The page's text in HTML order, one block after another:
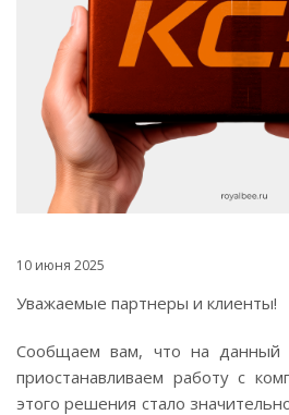
10 июня 2025
Уважаемые партнеры и клиенты!
Сообщаем вам, что на
приостанавливаем работу с
этого решения стало